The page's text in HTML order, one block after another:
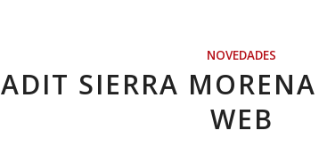
NOVEDADES
ADIT SIERRA
WEB